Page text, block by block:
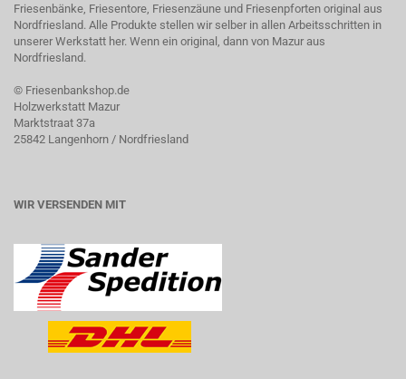
Friesenbänke, Friesentore, Friesenzäune und Friesenpforten original aus
Nordfriesland. Alle Produkte stellen wir selber in allen Arbeitsschritten in
unserer Werkstatt her. Wenn ein original, dann von Mazur aus
Nordfriesland.
© Friesenbankshop.de
Holzwerkstatt Mazur
Marktstraat 37a
25842 Langenhorn / Nordfriesland
WIR VERSENDEN MIT